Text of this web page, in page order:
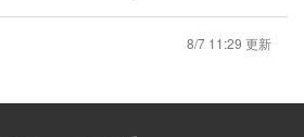
8/7 11:29 更新